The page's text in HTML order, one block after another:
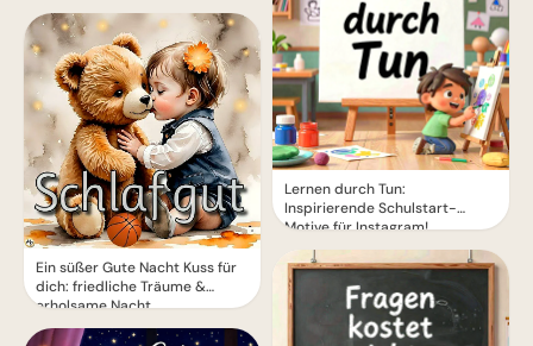
Ein süßer Gute Nacht Kuss für
dich: friedliche Träume &
erholsame Nacht
Lernen durch Tun:
Inspirierende Schulstart-
Motive für Instagram!